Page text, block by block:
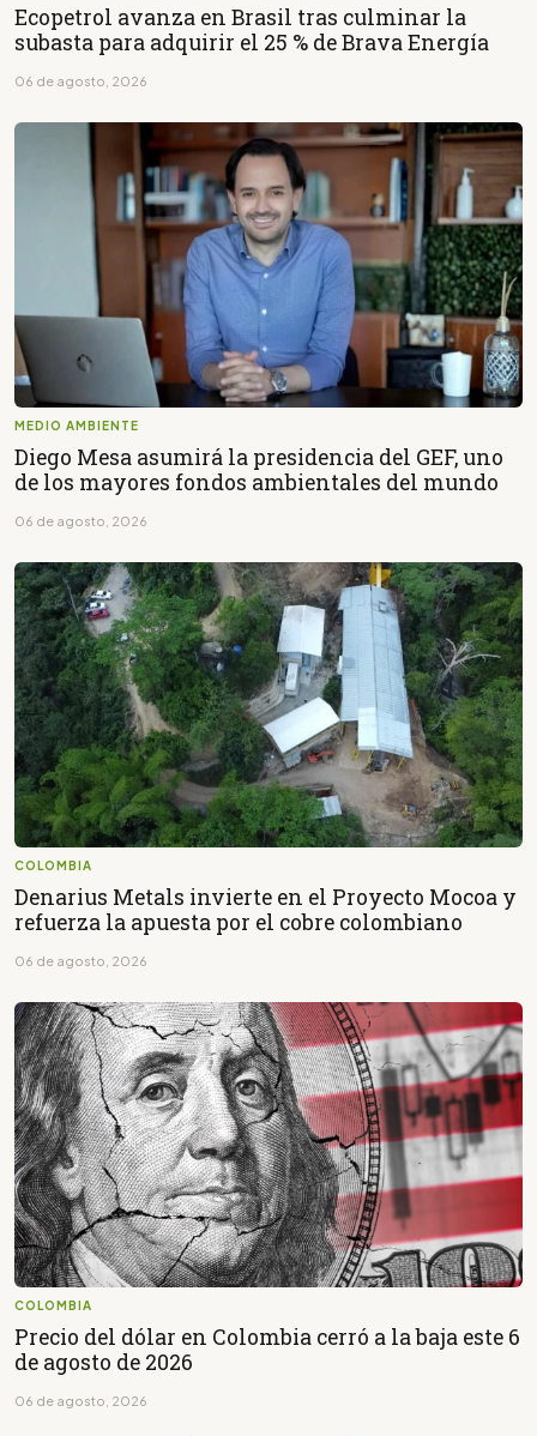
Ecopetrol avanza en Brasil tras culminar la
subasta para adquirir el 25 % de Brava Energía
06 de agosto, 2026
MEDIO AMBIENTE
Diego Mesa asumirá la presidencia del GEF, uno
de los mayores fondos ambientales del mundo
06 de agosto, 2026
COLOMBIA
Denarius Metals invierte en el Proyecto Mocoa y
refuerza la apuesta por el cobre colombiano
06 de agosto, 2026
COLOMBIA
Precio del dólar en Colombia cerró a la baja este 6
de agosto de 2026
06 de agosto, 2026